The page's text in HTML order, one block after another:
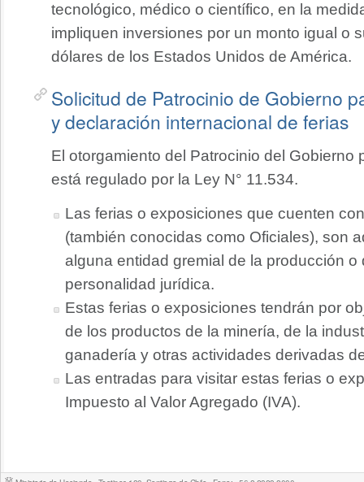
tecnológico, médico o científico, en la
impliquen inversiones por un monto igual o
dólares de los Estados Unidos de América.
Solicitud de Patrocinio de Gobierno
y declaración internacional de ferias
El otorgamiento del Patrocinio del Gobierno
está regulado por la Ley N° 11.534.
Las ferias o exposiciones que cuenten
(también conocidas como Oficiales), son
alguna entidad gremial de la producción
personalidad jurídica.
Estas ferias o exposiciones tendrán por
de los productos de la minería, de la
ganadería y otras actividades derivadas
Las entradas para visitar estas ferias o
Impuesto al Valor Agregado (IVA).